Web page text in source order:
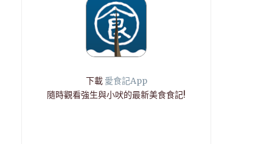
下載 愛食記App
隨時觀看強生與小吠的最新美食食記!